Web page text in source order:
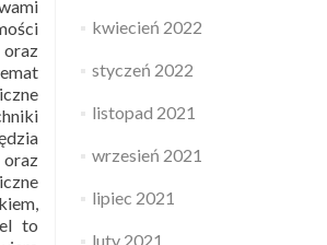
oraz
to
kwiecień 2022
styczeń 2022
listopad 2021
wrzesień 2021
lipiec 2021
luty 2021